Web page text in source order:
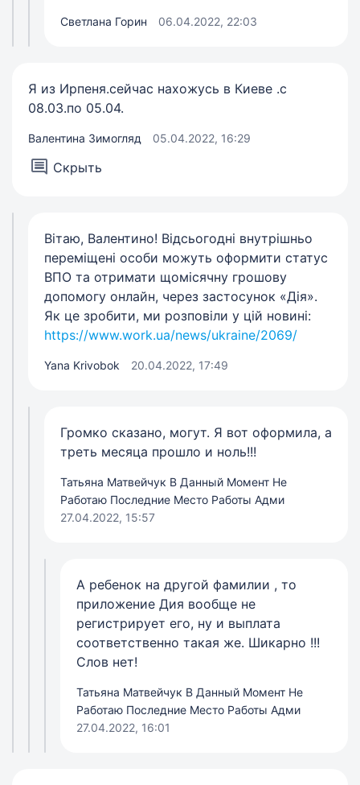
Светлана Горин 06.04.2022, 22:03
Я из Ирпеня.сейчас нахожусь в Киеве .с
08.03.по 05.04.
Валентина Зимогляд 05.04.2022, 16:29
Скрыть
Вітаю, Валентино! Відсьогодні внутрішньо
переміщені особи можуть оформити статус
ВПО та отримати щомісячну грошову
допомогу онлайн, через застосунок «Дія».
Як це зробити, ми розповіли у цій новині:
https://www.work.ua/news/ukraine/2069/
Yana Krivobok 20.04.2022, 17:49
Громко сказано, могут. Я вот оформила, а
треть месяца прошло и ноль!!!
Татьяна Матвейчук В Данный Момент Не
Работаю Последние Место Работы Адми
27.04.2022, 15:57
А ребенок на другой фамилии , то
приложение Дия вообще не
регистрирует его, ну и выплата
соответственно такая же. Шикарно !!!
Слов нет!
Татьяна Матвейчук В Данный Момент Не
Работаю Последние Место Работы Адми
27.04.2022, 16:01